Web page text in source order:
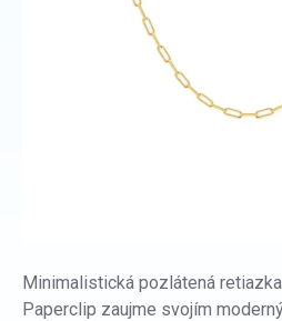
Minimalistická pozlátená
Paperclip zaujme svojím